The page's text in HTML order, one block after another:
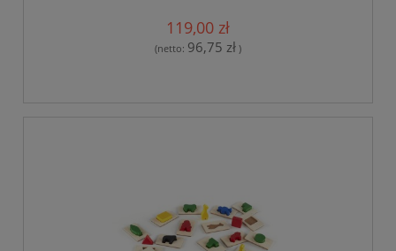
119,00 zł
(netto: 96,75 zł )